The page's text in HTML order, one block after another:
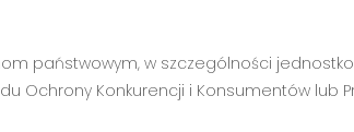
państwowym, w szczególności
Ochrony Konkurencji i Konsumentów lub